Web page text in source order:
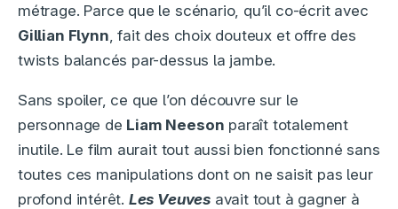
métrage. Parce que le scénario, qu’il co-écrit avec
Gillian Flynn , fait des choix douteux et offre des
twists balancés par-dessus la jambe.
Sans spoiler, ce que l’on découvre sur le
personnage de Liam Neeson paraît totalement
inutile. Le film aurait tout aussi bien fonctionné sans
toutes ces manipulations dont on ne saisit pas leur
profond intérêt. Les Veuvesavait tout à gagner à